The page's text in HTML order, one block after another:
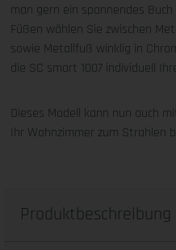
man gern ein spannendes
Füßen wählen Sie zwischen
sowie Metallfuß winklig in
die SC smart 1007 individuell
Dieses Modell kann nun auch
Ihr Wohnzimmer zum Strahlen
Produktbeschreibung